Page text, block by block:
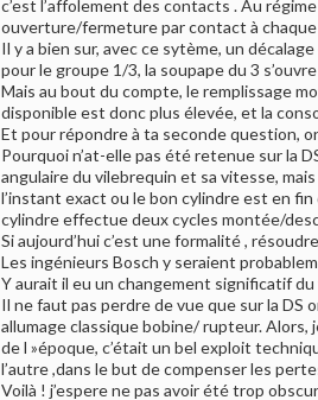
c’est l’affolement des contacts . Au
ouverture/fermeture par contact à
Il y a bien sur, avec ce sytème, un
pour le groupe 1/3, la soupape du 3
Mais au bout du compte, le remplissage
disponible est donc plus élevée, et la
Et pour répondre à ta seconde question,
Pourquoi n’at-elle pas été retenue sur la
angulaire du vilebrequin et sa vitesse,
l’instant exact ou le bon cylindre est en fin
cylindre effectue deux cycles montée/
Si aujourd’hui c’est une formalité ,
Les ingénieurs Bosch y seraient
Y aurait il eu un changement significatif
Il ne faut pas perdre de vue que sur la DS
allumage classique bobine/ rupteur.
de l »époque, c’était un bel exploit
l’autre ,dans le but de compenser les
Voilà ! j’espere ne pas avoir été trop